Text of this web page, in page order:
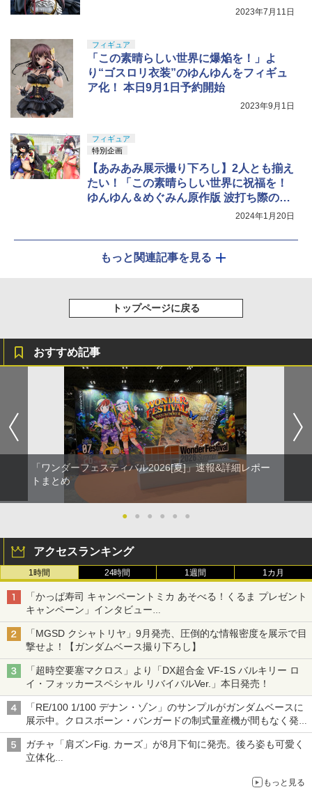
2023年7月11日
フィギュア
「この素晴らしい世界に爆焔を！」よ
り“ゴスロリ衣装”のゆんゆんをフィギュ
ア化！ 本日9月1日予約開始
2023年9月1日
フィギュア
特別企画
【あみあみ展示撮り下ろし】2人とも揃え
たい！「この素晴らしい世界に祝福を！
ゆんゆん＆めぐみん原作版 波打ち際のコ
2024年1月20日
もっと関連記事を見る
トップページに戻る
おすすめ記事
「ワンダーフェスティバル2026[夏]」速報&詳細レポー
トまとめ
● ● ● ● ● ●
アクセスランキング
1時間 24時間 1週間 1カ月
「かっぱ寿司 キャンペーントミカ あそべる！くるま プレゼント
キャンペーン」インタビュー
子どもが楽しめるかっぱ寿司ならではの体験とコラボの楽しさを
追求
「MGSD クシャトリヤ」9月発売、圧倒的な情報密度を展示で目
撃せよ！【ガンダムベース撮り下ろし】
「超時空要塞マクロス」より「DX超合金 VF-1S バルキリー ロ
イ・フォッカースペシャル リバイバルVer.」本日発売！
「RE/100 1/100 デナン・ゾン」のサンプルがガンダムベースに
展示中。クロスボーン・バンガードの制式量産機が間もなく発送
【ガンダムベース撮り下ろし】
ガチャ「肩ズンFig. カーズ」が8月下旬に発売。後ろ姿も可愛く
立体化
もっと見る